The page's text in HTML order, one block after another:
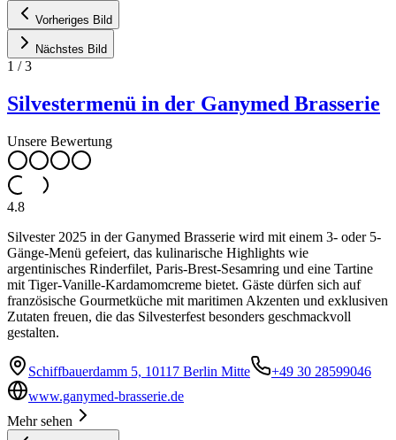
Vorheriges Bild
Nächstes Bild
1 /3
Silvestermenü in der Ganymed Brasserie
Unsere Bewertung
4.8
Silvester 2025 in der Ganymed Brasserie wird mit einem 3- oder 5-
Gänge-Menü gefeiert, das kulinarische Highlights wie
argentinisches Rinderfilet, Paris-Brest-Sesamring und eine Tartine
mit Tiger-Vanille-Kardamomcreme bietet. Gäste dürfen sich auf
französische Gourmetküche mit maritimen Akzenten und exklusiven
Zutaten freuen, die das Silvesterfest besonders geschmackvoll
gestalten.
Schiffbauerdamm 5, 10117 Berlin Mitte
+49 30 28599046
www.ganymed-brasserie.de
Mehr sehen